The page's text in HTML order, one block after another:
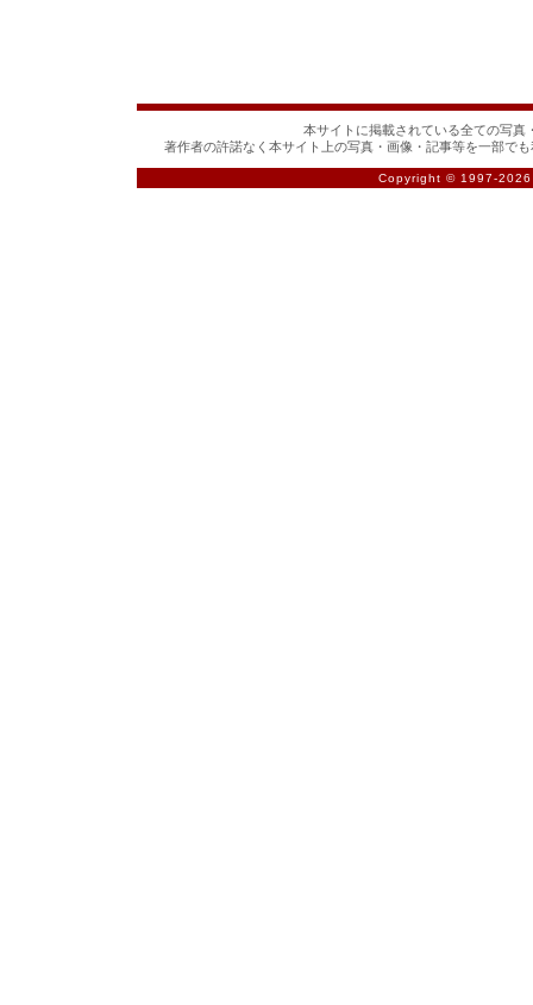
本サイトに掲載されている全ての写真
著作者の許諾なく本サイト上の写真・画像・記事等を一部で
Copyright © 1997-